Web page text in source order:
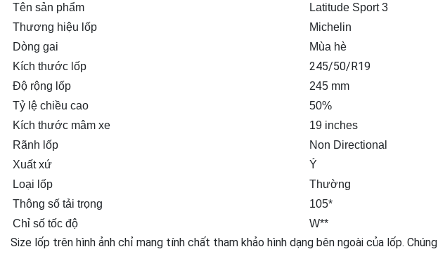
Tên sản phẩm
Latitude Sport 3
Thương hiệu lốp
Michelin
Dòng gai
Mùa hè
Kích thước lốp
245/50/R19
Độ rộng lốp
245 mm
Tỷ lệ chiều cao
50%
Kích thước mâm xe
19 inches
Rãnh lốp
Non Directional
Xuất xứ
Ý
Loại lốp
Thường
Thông số tải trọng
105*
Chỉ số tốc độ
W**
Size lốp trên hình ảnh chỉ mang tính chất tham khảo hình dạng bên ngoài của lốp.